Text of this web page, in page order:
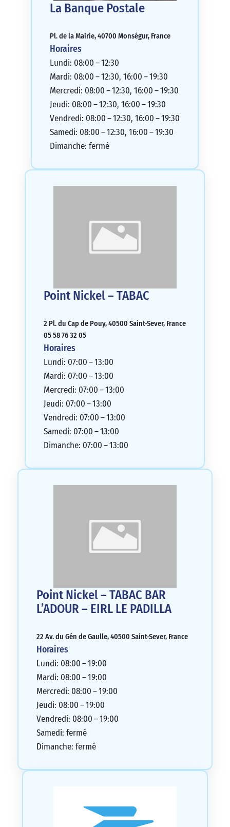
La Banque Postale
Pl. de la Mairie, 40700 Monségur, France
Horaires
Lundi: 08:00 – 12:30
Mardi: 08:00 – 12:30, 16:00 – 19:30
Mercredi: 08:00 – 12:30, 16:00 – 19:30
Jeudi: 08:00 – 12:30, 16:00 – 19:30
Vendredi: 08:00 – 12:30, 16:00 – 19:30
Samedi: 08:00 – 12:30, 16:00 – 19:30
Dimanche: fermé
Point Nickel – TABAC
2 Pl. du Cap de Pouy, 40500 Saint-Sever, France
05 58 76 32 05
Horaires
Lundi: 07:00 – 13:00
Mardi: 07:00 – 13:00
Mercredi: 07:00 – 13:00
Jeudi: 07:00 – 13:00
Vendredi: 07:00 – 13:00
Samedi: 07:00 – 13:00
Dimanche: 07:00 – 13:00
Point Nickel – TABAC BAR
L’ADOUR – EIRL LE PADILLA
22 Av. du Gén de Gaulle, 40500 Saint-Sever, France
Horaires
Lundi: 08:00 – 19:00
Mardi: 08:00 – 19:00
Mercredi: 08:00 – 19:00
Jeudi: 08:00 – 19:00
Vendredi: 08:00 – 19:00
Samedi: fermé
Dimanche: fermé